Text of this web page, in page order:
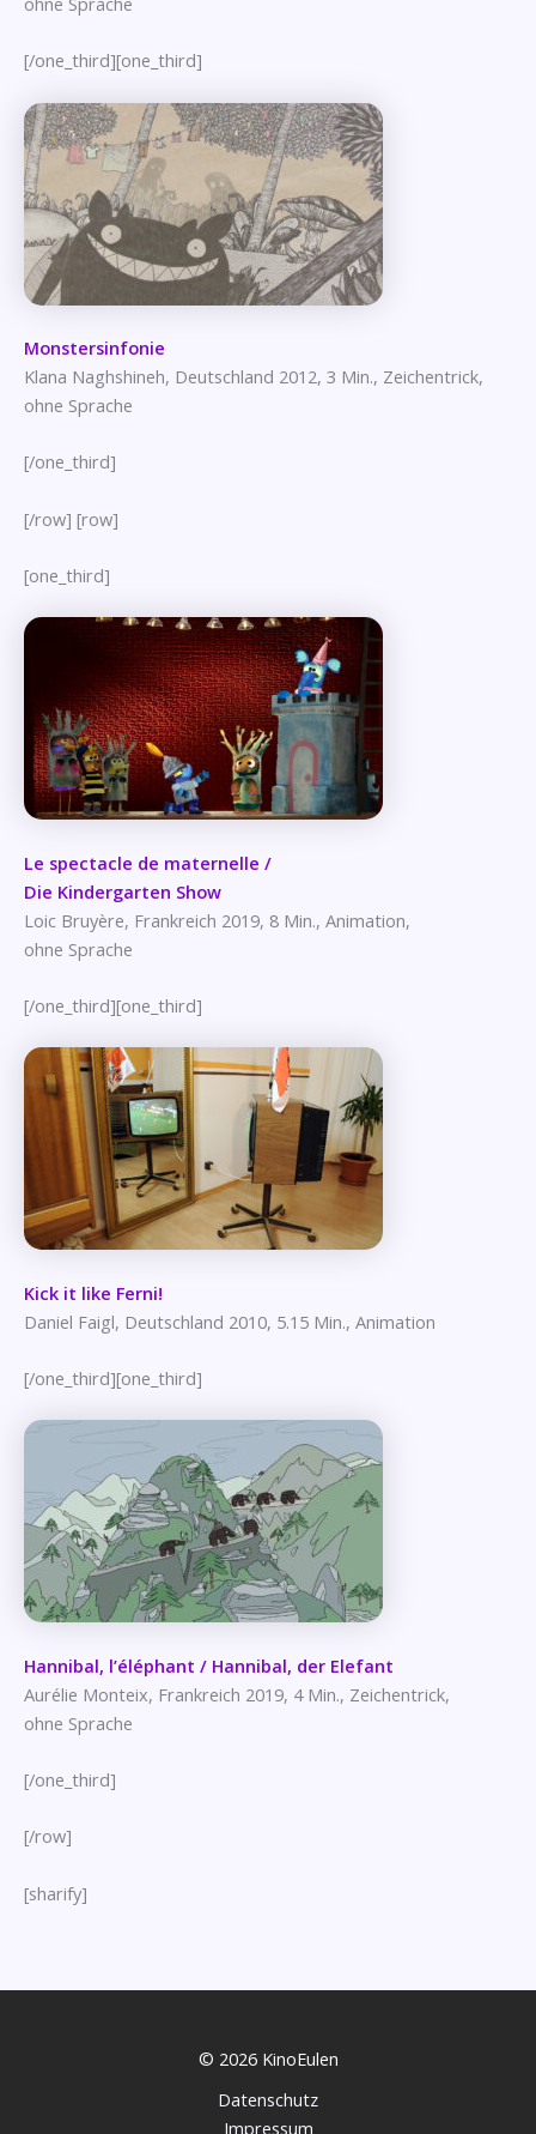
[/one_third][one_third]
Monstersinfonie
Klana Naghshineh, Deutschland 2012, 3 Min., Zeichentrick,
ohne Sprache
[/one_third]
[/row] [row]
[one_third]
Le spectacle de maternelle /
Die Kindergarten Show
Loic Bruyère, Frankreich 2019, 8 Min., Animation,
ohne Sprache
[/one_third][one_third]
Kick it like Ferni!
Daniel Faigl, Deutschland 2010, 5.15 Min., Animation
[/one_third][one_third]
Hannibal, l’éléphant / Hannibal, der Elefant
Aurélie Monteix, Frankreich 2019, 4 Min., Zeichentrick,
ohne Sprache
[/one_third]
[/row]
[sharify]
© 2026 KinoEulen
Datenschutz
Impressum